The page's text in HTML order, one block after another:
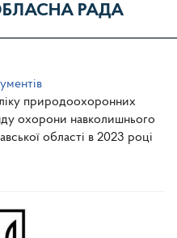
РАДА
природоохоронних
охорони навколишнього
області в 2023 році